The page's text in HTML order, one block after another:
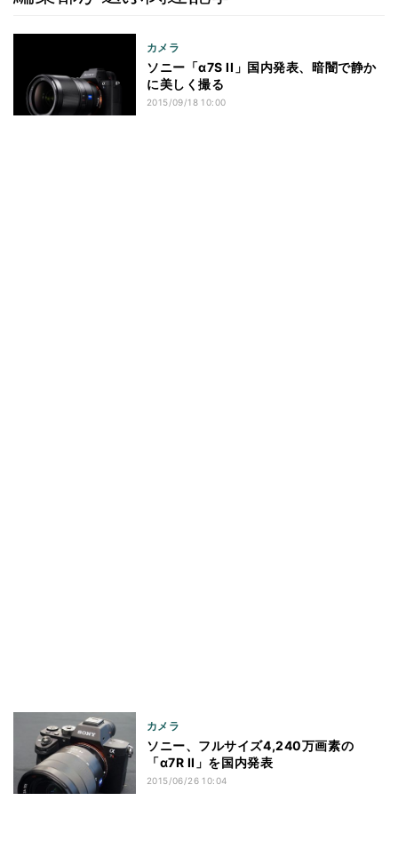
カメラ
ソニー「α7S II」国内発表、暗闇で静か
に美しく撮る
2015/09/18 10:00
カメラ
ソニー、フルサイズ4,240万画素の
「α7R II」を国内発表
2015/06/26 10:04